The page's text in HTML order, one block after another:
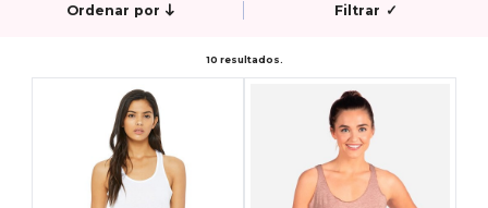
Ordenar por Filtrar ✓
10 resultados.